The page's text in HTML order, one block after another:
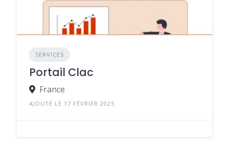
SERVICES
Portail Clac
France
AJOUTÉ LE 17 FÉVRIER 2025